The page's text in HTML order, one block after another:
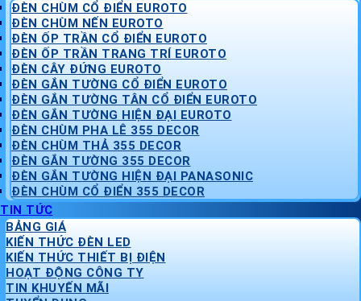
ĐÈN CHÙM CỔ ĐIỂN EUROTO
ĐÈN CHÙM NẾN EUROTO
ĐÈN ỐP TRẦN CỔ ĐIỂN EUROTO
ĐÈN ỐP TRẦN TRANG TRÍ EUROTO
ĐÈN CÂY ĐỨNG EUROTO
ĐÈN GẮN TƯỜNG CỔ ĐIỂN EUROTO
ĐÈN GẮN TƯỜNG TÂN CỔ ĐIỂN EUROTO
ĐÈN GẮN TƯỜNG HIỆN ĐẠI EUROTO
ĐÈN CHÙM PHA LÊ 355 DECOR
ĐÈN CHÙM THẢ 355 DECOR
ĐÈN GẮN TƯỜNG 355 DECOR
ĐÈN GẮN TƯỜNG HIỆN ĐẠI PANASONIC
ĐÈN CHÙM CỔ ĐIỂN 355 DECOR
TIN TỨC
BẢNG GIÁ
KIẾN THỨC ĐÈN LED
KIẾN THỨC THIẾT BỊ ĐIỆN
HOẠT ĐỘNG CÔNG TY
TIN KHUYẾN MÃI